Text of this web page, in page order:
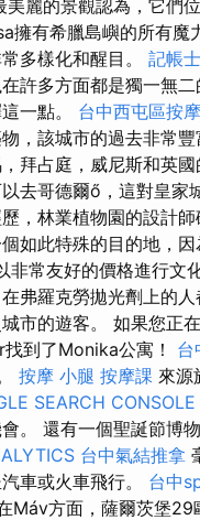
美麗的景觀認為，它們
擁有希臘島嶼的所有魔
多樣化和醒目。 記帳
許多方面都是獨一無二
一點。 台中西屯區按
，該城市的過去非常豐
拜占庭，威尼斯和英
去哥德爾ő，這對皇家
，林業植物園的設計
如此特殊的目的地，
常友好的價格進行文
弗羅克勞拋光劑上的人
市的遊客。 如果您正
到了Monika公寓！ 台
按摩 小腿 按摩課 來源
SEARCH CONSOLE
。 還有一個聖誕節博
台中氣結推拿
車或火車飛行。 台中
Máv方面，薩爾茨堡29